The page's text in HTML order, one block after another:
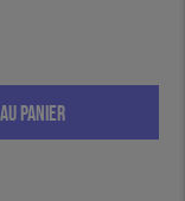
PANIER